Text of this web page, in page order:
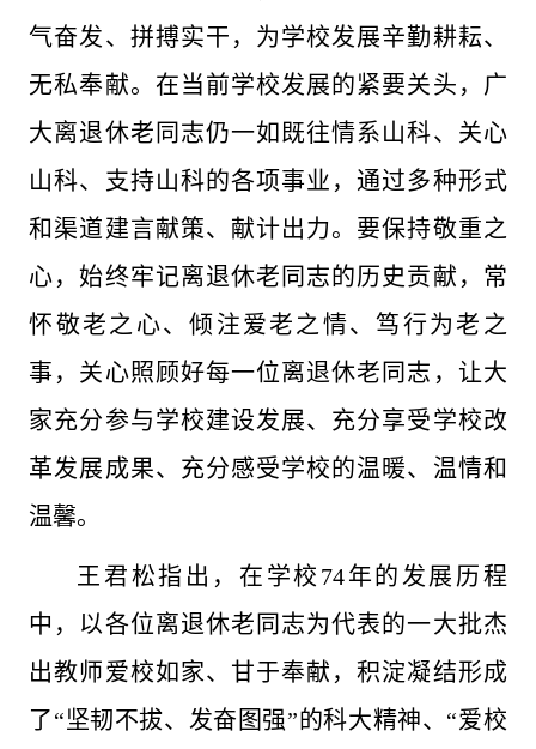
气奋发、拼搏实干，为学校发展辛勤耕耘、
无私奉献。在当前学校发展的紧要关头，广
大离退休老同志仍一如既往情系山科、关心
山科、支持山科的各项事业，通过多种形式
和渠道建言献策、献计出力。要保持敬重之
心，始终牢记离退休老同志的历史贡献，常
怀敬老之心、倾注爱老之情、笃行为老之
事，关心照顾好每一位离退休老同志，让大
家充分参与学校建设发展、充分享受学校改
革发展成果、充分感受学校的温暖、温情和
温馨。
王君松指出，在学校74年的发展历程
中，以各位离退休老同志为代表的一大批杰
出教师爱校如家、甘于奉献，积淀凝结形成
了“坚韧不拔、发奋图强”的科大精神、“爱校